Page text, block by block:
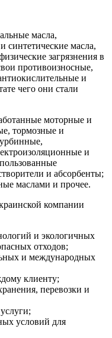
масла,
синтетические масла,
загрязнения в
противоизносные,
и
чего они стали
моторные и
тормозные и
и
и абсорбенты;
маслами и прочее.
компании
и экологичных
отходов;
и международных
клиенту;
перевозки и
условий для